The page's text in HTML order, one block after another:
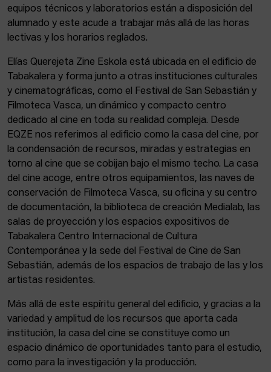
20012 Donostia / San Sebastián
T. 0034 943 545 005
E. info@zine-eskola.eus
equipos técnicos y laboratorios están a disposición del
alumnado y este acude a trabajar más allá de las horas
lectivas y los horarios reglados.
Elías Querejeta Zine Eskola está ubicada en el edificio de
Tabakalera y forma junto a otras instituciones culturales
y cinematográficas, como el Festival de San Sebastián y
Filmoteca Vasca, un dinámico y compacto centro
dedicado al cine en toda su realidad compleja. Desde
EQZE nos referimos al edificio como la casa del cine, por
la condensación de recursos, miradas y estrategias en
torno al cine que se cobijan bajo el mismo techo. La casa
del cine acoge, entre otros equipamientos, las naves de
conservación de Filmoteca Vasca, su oficina y su centro
de documentación, la biblioteca de creación Medialab, las
salas de proyección y los espacios expositivos de
Tabakalera Centro Internacional de Cultura
Contemporánea y la sede del Festival de Cine de San
Sebastián, además de los espacios de trabajo de las y los
artistas residentes.
Más allá de este espíritu general del edificio, y gracias a la
variedad y amplitud de los recursos que aporta cada
institución, la casa del cine se constituye como un
espacio dinámico de oportunidades tanto para el estudio,
como para la investigación y la producción.